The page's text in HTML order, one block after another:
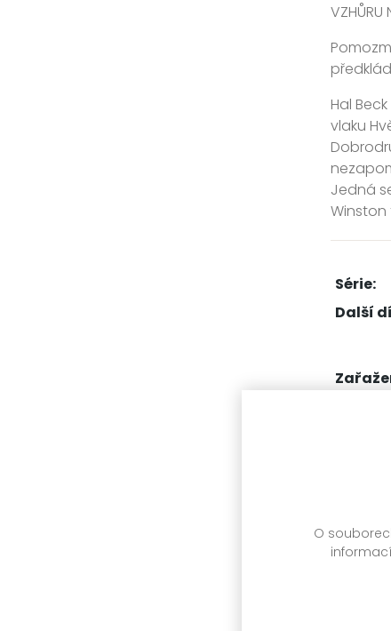
O
VZHŮRU
Hal
vlaku
Jedná
Winston
Série:
Další
titulu: